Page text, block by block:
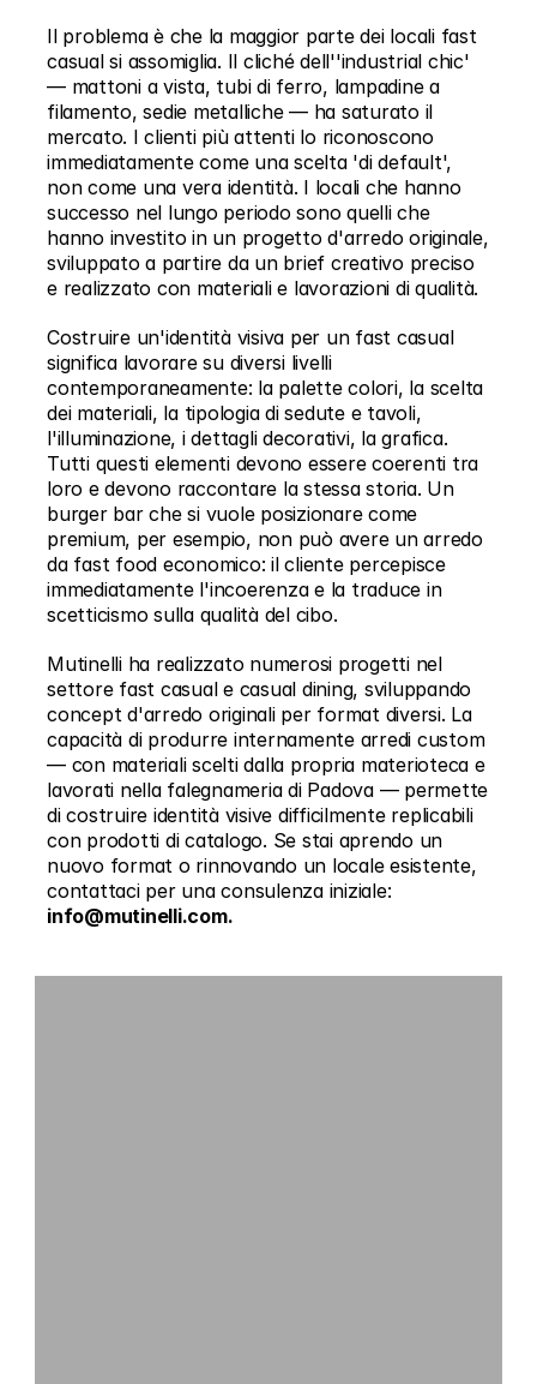
Il problema è che la maggior parte dei locali fast
casual si assomiglia. Il cliché dell''industrial chic'
— mattoni a vista, tubi di ferro, lampadine a
filamento, sedie metalliche — ha saturato il
mercato. I clienti più attenti lo riconoscono
immediatamente come una scelta 'di default',
non come una vera identità. I locali che hanno
successo nel lungo periodo sono quelli che
hanno investito in un progetto d'arredo originale,
sviluppato a partire da un brief creativo preciso
e realizzato con materiali e lavorazioni di qualità.
Costruire un'identità visiva per un fast casual
significa lavorare su diversi livelli
contemporaneamente: la palette colori, la scelta
dei materiali, la tipologia di sedute e tavoli,
l'illuminazione, i dettagli decorativi, la grafica.
Tutti questi elementi devono essere coerenti tra
loro e devono raccontare la stessa storia. Un
burger bar che si vuole posizionare come
premium, per esempio, non può avere un arredo
da fast food economico: il cliente percepisce
immediatamente l'incoerenza e la traduce in
scetticismo sulla qualità del cibo.
Mutinelli ha realizzato numerosi progetti nel
settore fast casual e casual dining, sviluppando
concept d'arredo originali per format diversi. La
capacità di produrre internamente arredi custom
— con materiali scelti dalla propria materioteca e
lavorati nella falegnameria di Padova — permette
di costruire identità visive difficilmente replicabili
con prodotti di catalogo. Se stai aprendo un
nuovo format o rinnovando un locale esistente,
contattaci per una consulenza iniziale:
info@mutinelli.com.